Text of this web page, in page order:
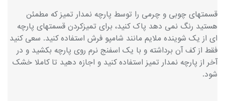
قسمتهای چوبی و چرمی را توسط پارچه نمدار تمیز که مطمئن
هستید رنگ نمی دهد پاک کنید، برای تمیزکردن قسمتهای پارچه
ای از یک شوینده ملایم مانند شامپو فرش استفاده کنید. سعی کنید
فقط از کف آن برداشته و با یک اسفنج نرم روی پارچه بکشید و در
آخر از پارچه نمدار تمیز استفاده کنید و اجازه دهید تا کاملا خشک
شود.